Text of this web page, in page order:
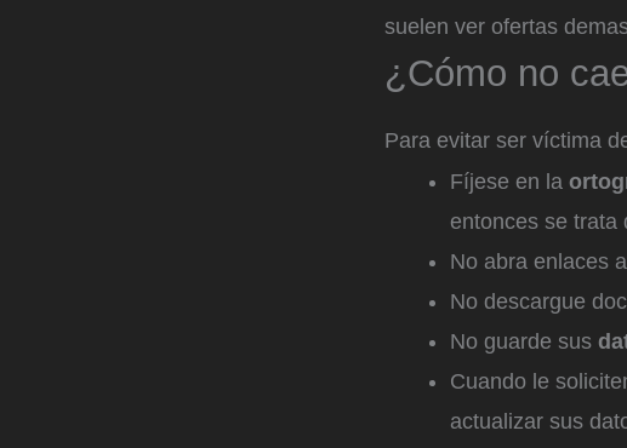
suelen ver ofertas
¿Cómo no
Para evitar ser víctima
Fíjese en la
entonces se trata
No abra enlaces
No descargue
No guarde sus
Cuando le
actualizar sus